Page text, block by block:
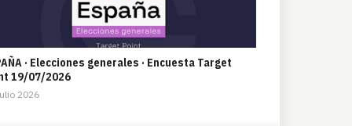
· Elecciones generales · Encuesta Target
19/07/2026
2026